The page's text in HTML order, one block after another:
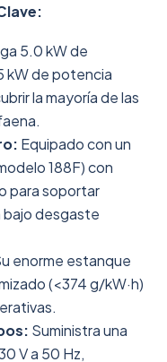
5.0 kW de
kW de potencia
la mayoría de las
Equipado con un
188F) con
para soportar
bajo desgaste
enorme estanque
(<374 g/kW·h)
Suministra una
V a 50 Hz,